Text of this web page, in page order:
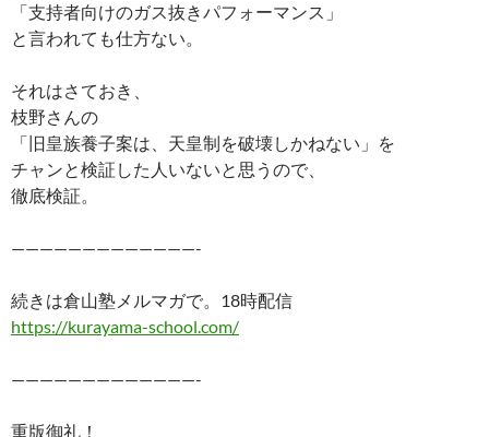
「支持者向けのガス抜きパフォーマンス」
と言われても仕方ない。
それはさておき、
枝野さんの
「旧皇族養子案は、天皇制を破壊しかねない」を
チャンと検証した人いないと思うので、
徹底検証。
—————————————-
続きは倉山塾メルマガで。18時配信
https://kurayama-school.com/
—————————————-
重版御礼！